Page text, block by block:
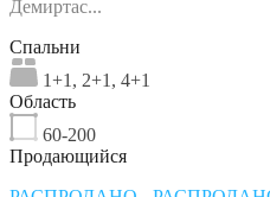
Демиртас...
Спальни
1+1, 2+1, 4+1
Область
60-200
Продающийся